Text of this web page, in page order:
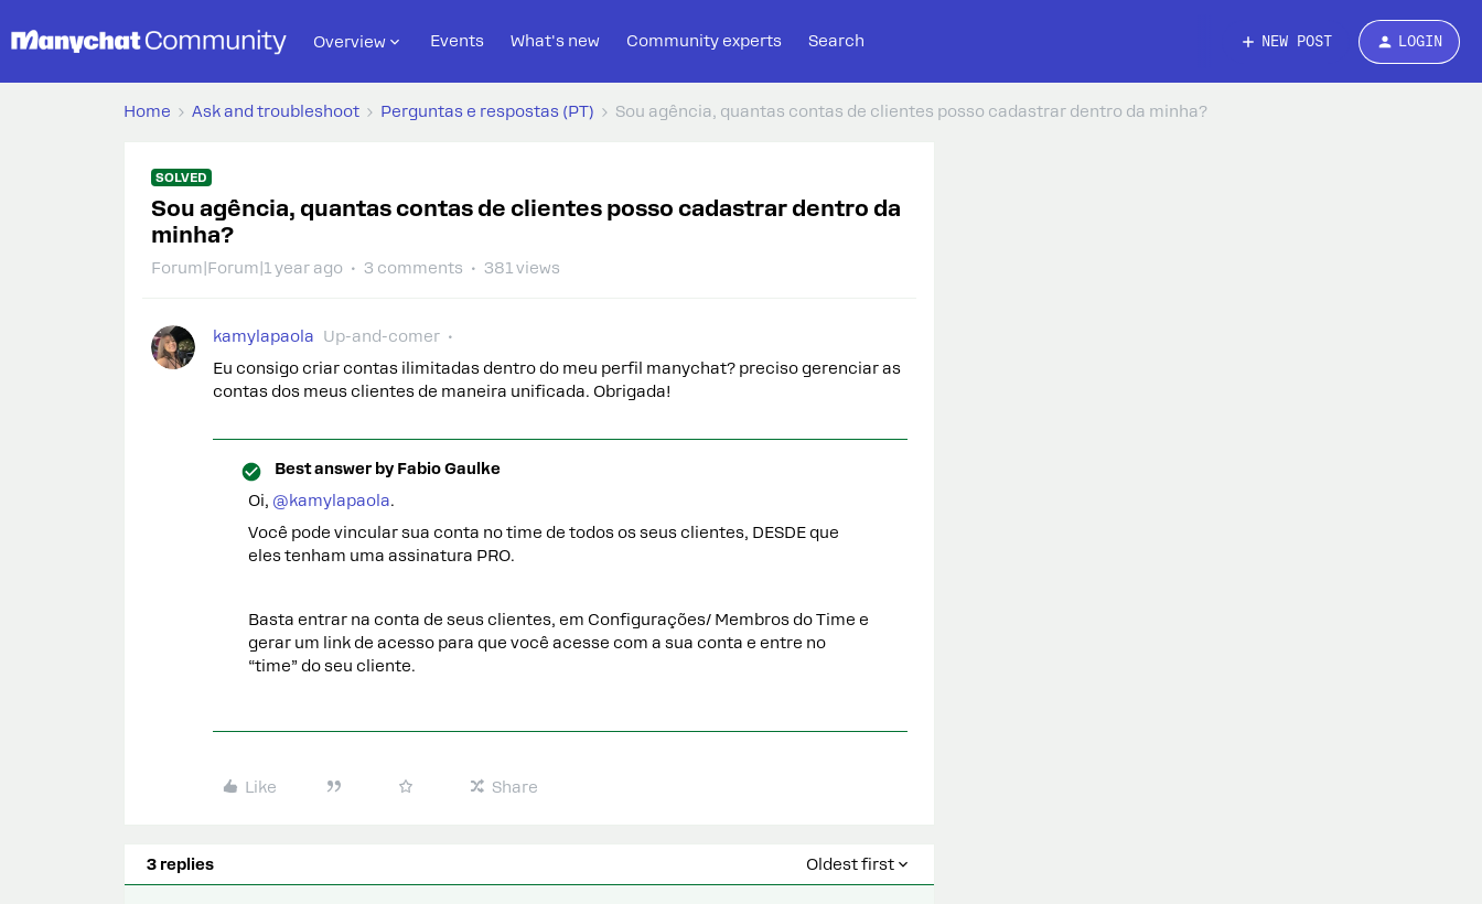
Overview Events What's new Community experts Search NEW POST LOGIN
Home Ask and troubleshoot Perguntas e respostas (PT) Sou agência, quantas contas de clientes posso cadastrar dentro da minha?
SOLVED
Sou agência, quantas contas de clientes posso cadastrar dentro da
minha?
Forum|Forum|1 year ago 3 comments 381 views
kamylapaola
Up-and-comer
Eu consigo criar contas ilimitadas dentro do meu perfil manychat? preciso gerenciar as
contas dos meus clientes de maneira unificada. Obrigada!
Best answer by Fabio Gaulke
Oi, @kamylapaola.
Você pode vincular sua conta no time de todos os seus clientes, DESDE que
eles tenham uma assinatura PRO.
Basta entrar na conta de seus clientes, em Configurações/ Membros do Time e
gerar um link de acesso para que você acesse com a sua conta e entre no
“time” do seu cliente.
Like Share
3 replies Oldest first